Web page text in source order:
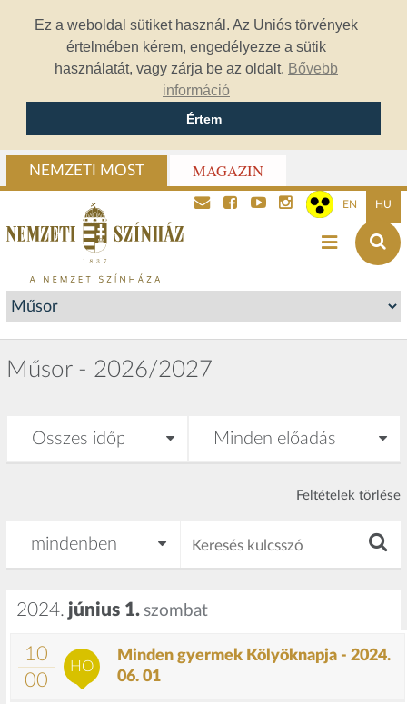
Ez a weboldal sütiket használ. Az Uniós törvények
értelmében kérem, engedélyezze a sütik
használatát, vagy zárja be az oldalt. Bővebb
információ
Értem
NEMZETI MOST MAGAZIN
EN HU
Műsor - 2026/2027
Feltételek törlése
2024. június 1. szombat
10
00
HO
Minden gyermek Kölyöknapja - 2024.
06. 01